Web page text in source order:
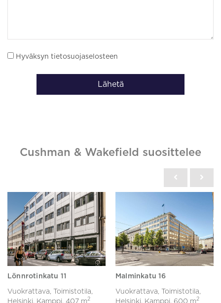
Hyväksyn tietosuojaselosteen
Lähetä
Cushman & Wakefield suosittelee
Lönnrotinkatu 11
Vuokrattava, Toimistotila,
Helsinki, Kamppi, 407 m2
Malminkatu 16
Vuokrattava, Toimistotila,
Helsinki, Kamppi, 600 m2